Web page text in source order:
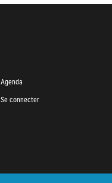
Agenda
Se connecter